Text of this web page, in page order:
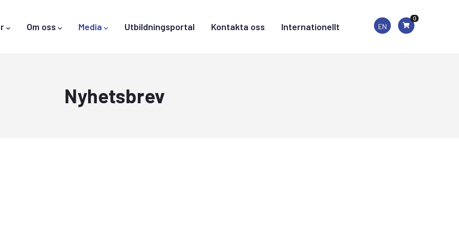
Om oss Media Utbildningsportal Kontakta oss Internationellt EN
0
Nyhetsbrev